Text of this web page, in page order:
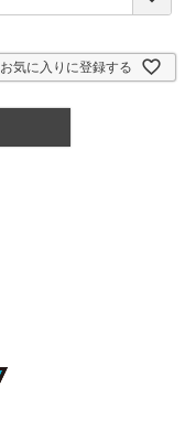
お気に入りに登録する